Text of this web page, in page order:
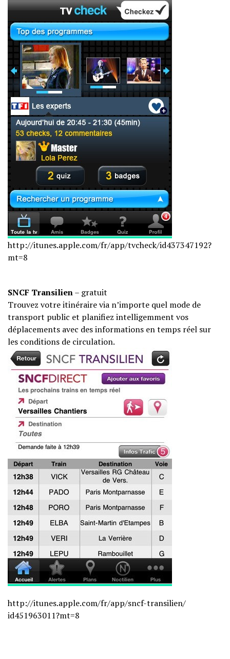
http://itunes.apple.com/fr/app/tvcheck/id437347192?
mt=8
SNCF Transilien– gratuit
Trouvez votre itinéraire via n’importe quel mode de
transport public et planifiez intelligemment vos
déplacements avec des informations en temps réel sur
les conditions de circulation.
http://itunes.apple.com/fr/app/sncf-transilien/
id451963011?mt=8